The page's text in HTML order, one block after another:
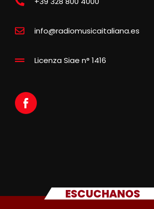
info@radiomusicaitaliana.es
Licenza Siae n° 1416
ESCUCHANOS